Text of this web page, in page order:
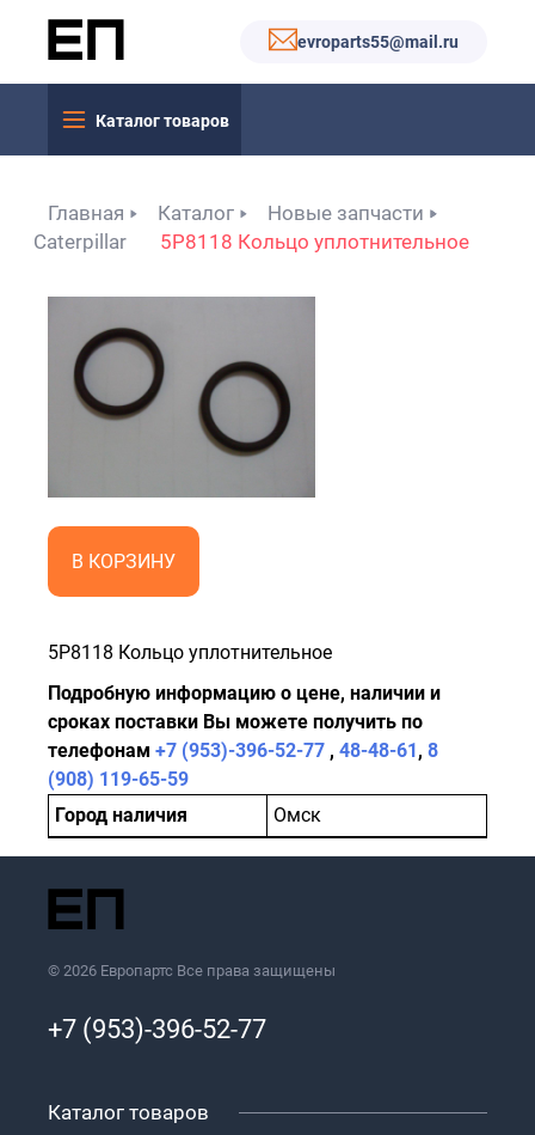
evroparts55@mail.ru
Каталог товаров
Главная Каталог
Новые запчасти
Caterpillar
5P8118 Кольцо уплотнительное
В КОРЗИНУ
5P8118 Кольцо уплотнительное
Подробную информацию о цене, наличии и
сроках поставки Вы можете получить по
телефонам +7 (953)-396-52-77 , 48-48-61, 8
(908) 119-65-59
Город наличия
Омск
© 2026 Европартс Все права защищены
+7 (953)-396-52-77
Каталог товаров